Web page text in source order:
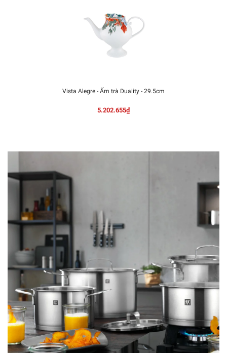
Vista Alegre - Ấm trà Duality - 29.5cm
5.202.655₫